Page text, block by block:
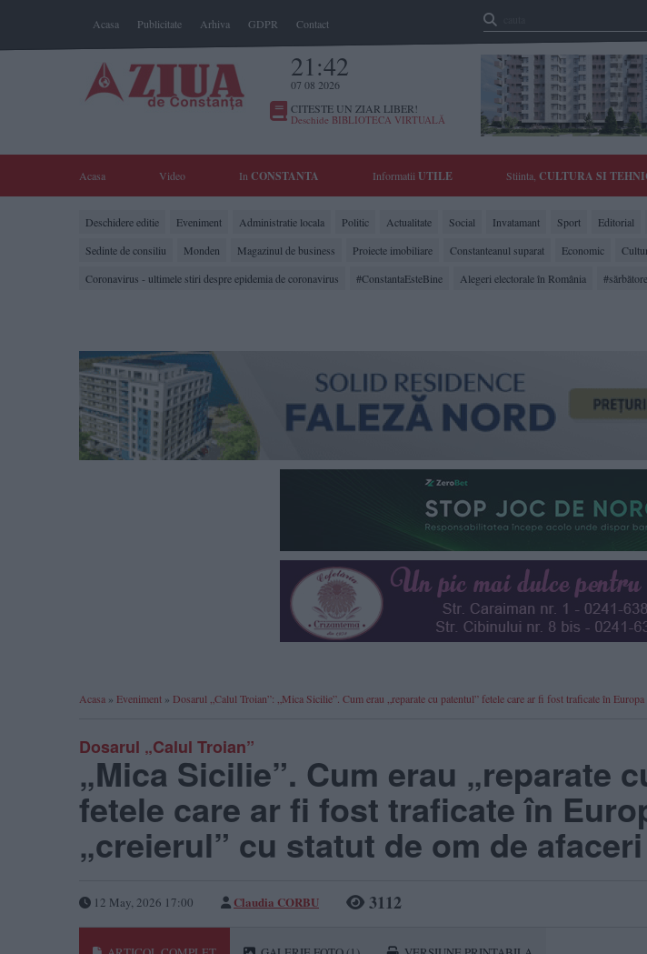
Acasa Publicitate Arhiva GDPR Contact
21:42
07 08 2026
CITESTE UN ZIAR LIBER!
Deschide BIBLIOTECA VIRTUALĂ
Acasa Video In CONSTANTA Informatii UTILE Stiinta, CULTURA SI
Deschidere editie Eveniment Administratie locala Politic Actualitate Social Invatamant Sport Editorial
Sedinte de consiliu
Monden Magazinul de business Proiecte imobiliare Constanteanul suparat Economic
Coronavirus - ultimele stiri despre epidemia de coronavirus
#ConstantaEsteBine Alegeri electorale în România
Acasa » Eveniment » Dosarul „Calul Troian”: „Mica Sicilie”. Cum erau „reparate cu patentul” fetele care ar fi fost traficate în
Dosarul „Calul Troian”
„Mica Sicilie”. Cum erau „reparate
fetele care ar fi fost traficate în
„creierul” cu statut de om de afaceri
12 May, 2026 17:00 Claudia CORBU 3112